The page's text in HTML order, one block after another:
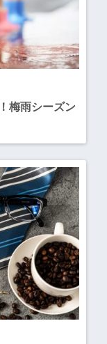
梅雨シーズン